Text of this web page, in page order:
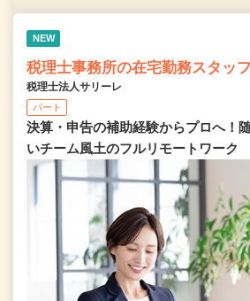
NEW
税理士事務所の在宅勤務スタッフ
税理士法人サリーレ
パート
決算・申告の補助経験からプロへ！
いチーム⾵⼟のフルリモートワーク